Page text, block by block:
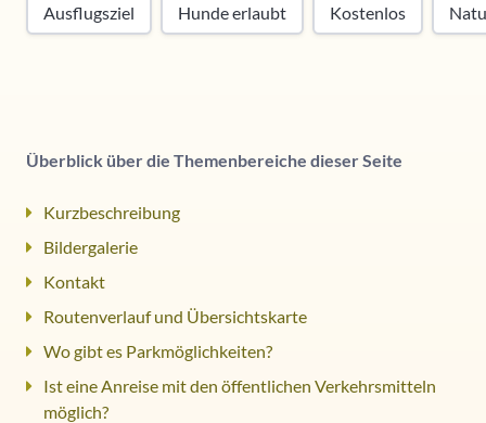
Ausflugsziel Hunde erlaubt Kostenlos
Überblick über die Themenbereiche dieser Seite
Kurzbeschreibung
Bildergalerie
Kontakt
Routenverlauf und Übersichtskarte
Wo gibt es Parkmöglichkeiten?
Ist eine Anreise mit den öffentlichen Verkehrsmitteln
möglich?